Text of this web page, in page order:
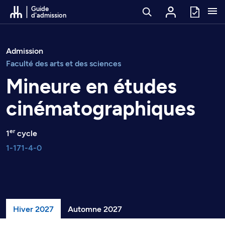
Passer au contenu
Guide
d'admission
Admission
Faculté des arts et des sciences
Mineure en études
cinématographiques
1ercycle
1-171-4-0
Hiver 2027 Automne 2027